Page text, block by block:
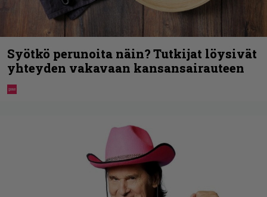
Syötkö perunoita näin? Tutkijat löysivät
yhteyden vakavaan kansansairauteen